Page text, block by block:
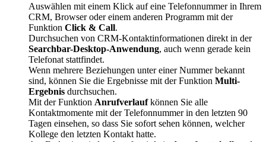
Auswählen mit einem Klick auf eine Telefonnummer in Ihrem
CRM, Browser oder einem anderen Programm mit der
Funktion Click & Call.
Durchsuchen von CRM-Kontaktinformationen direkt in der
Searchbar-Desktop-Anwendung, auch wenn gerade kein
Telefonat stattfindet.
Wenn mehrere Beziehungen unter einer Nummer bekannt
sind, können Sie die Ergebnisse mit der Funktion Multi-
Ergebnis durchsuchen.
Mit der Funktion Anrufverlaufkönnen Sie alle
Kontaktmomente mit der Telefonnummer in den letzten 90
Tagen einsehen, so dass Sie sofort sehen können, welcher
Kollege den letzten Kontakt hatte.